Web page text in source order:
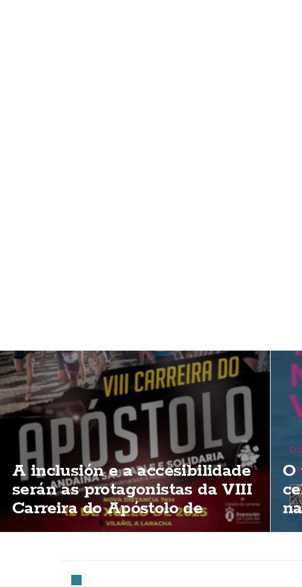
A inclusión e a accesibilidade
serán as protagonistas da VIII
Carreira do Apóstolo de
Vilaño
O